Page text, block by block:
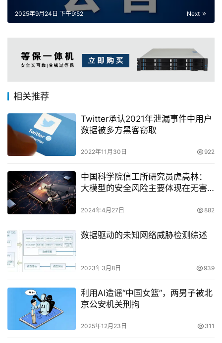
Next
2025年9月24日 下午9:52
相关推荐
Twitter承认2021年泄漏事件中用户
数据被多方黑客窃取
2022年11月30日 922
中国科学院信工所研究员虎嵩林：
大模型的安全风险主要体现在无害
2024年4月27日 882
数据驱动的未知网络威胁检测综述
2023年3月8日 939
利用AI造谣“中国女篮”，两男子被北
京公安机关刑拘
2025年12月23日 311